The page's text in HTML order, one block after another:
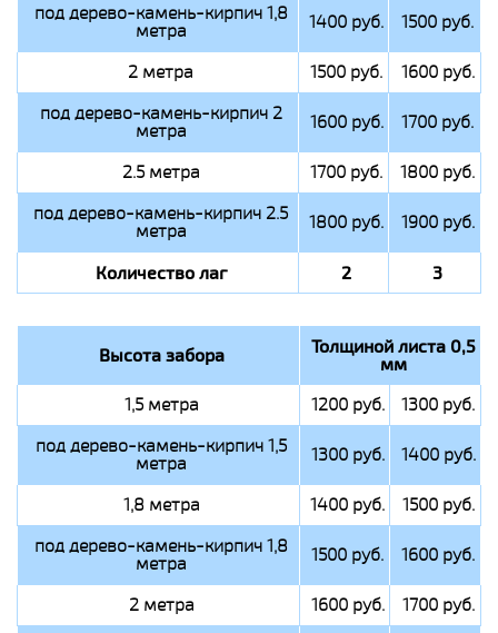
под дерево-камень-кирпич 1,8
метра 1400 руб. 1500 руб.
2 метра 1500 руб.
1600 руб.
под дерево-камень-кирпич 2
метра 1600 руб. 1700 руб.
2.5 метра 1700 руб.
1800 руб.
под дерево-камень-кирпич 2.5
метра 1800 руб. 1900 руб.
Количество лаг 2 3
Высота забора Толщиной листа 0,5
мм
1,5 метра 1200 руб.
1300 руб.
под дерево-камень-кирпич 1,5
метра 1300 руб. 1400 руб.
1,8 метра 1400 руб.
1500 руб.
под дерево-камень-кирпич 1,8
метра 1500 руб. 1600 руб.
2 метра 1600 руб.
1700 руб.